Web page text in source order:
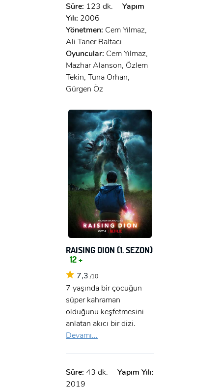
Süre: 123 dk.
Yapım
Yılı: 2006
Yönetmen: Cem Yılmaz,
Ali Taner Baltacı
Oyuncular: Cem Yılmaz,
Mazhar Alanson, Özlem
Tekin, Tuna Orhan,
Gürgen Öz
RAISING DION (1. SEZON)
12 +
7,3 /10
7 yaşında bir çocuğun
süper kahraman
olduğunu keşfetmesini
anlatan akıcı bir dizi.
Devamı...
Süre: 43 dk.
Yapım Yılı:
2019